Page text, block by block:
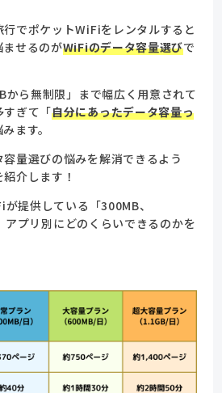
でポケットWiFiをレンタルすると
せるのがWiFiのデータ容量選びで
から無制限」まで幅広く用意されて
すぎて「自分にあったデータ容量っ
ます。
量選びの悩みを解消できるよう
介します！
提供している「300MB、
プリ別にどのくらいできるのかを